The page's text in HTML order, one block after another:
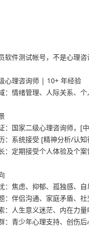
软件测试帐号，不是心理
心理咨询师 | 10+ 年经验
：情绪管理、人际关系、
：国家二级心理咨询师，[
：系统接受 [精神分析/认
：定期接受个人体验及个
：焦虑、抑郁、孤独感、自
：伴侣沟通、家庭矛盾、社
：人生意义迷茫、内在力
：青少年心理支持、创伤后